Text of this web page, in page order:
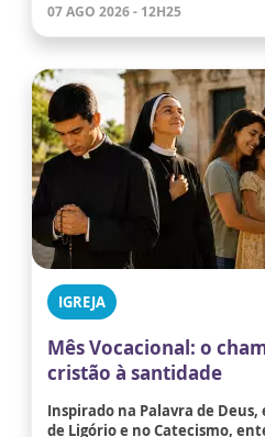
07 AGO 2026 - 12H25
IGREJA
Mês Vocacional: o
cristão à santidade
Inspirado na Palavra de
de Ligório e no Catecismo,